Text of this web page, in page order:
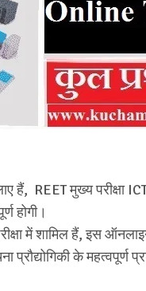
हैं, REET मुख्य परीक्षा
होगी।
में शामिल हैं, इस
प्रौद्योगिकी के महत्वपूर्ण